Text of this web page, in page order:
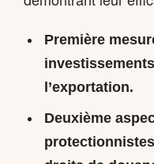
Première
l’exportation.
Deuxième